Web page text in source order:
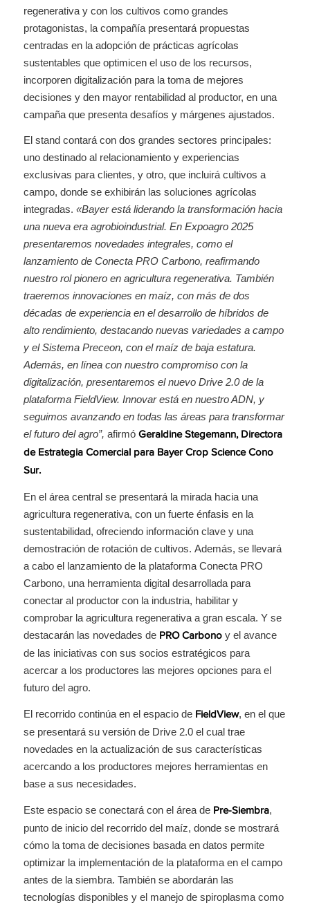
regenerativa y con los cultivos como grandes
protagonistas, la compañía presentará propuestas
centradas en la adopción de prácticas agrícolas
sustentables que optimicen el uso de los recursos,
incorporen digitalización para la toma de mejores
decisiones y den mayor rentabilidad al productor, en una
campaña que presenta desafíos y márgenes ajustados.
El stand contará con dos grandes sectores principales:
uno destinado al relacionamiento y experiencias
exclusivas para clientes, y otro, que incluirá cultivos a
campo, donde se exhibirán las soluciones agrícolas
integradas. «Bayer está liderando la transformación hacia
una nueva era agrobioindustrial. En Expoagro 2025
presentaremos novedades integrales, como el
lanzamiento de Conecta PRO Carbono, reafirmando
nuestro rol pionero en agricultura regenerativa. También
traeremos innovaciones en maíz, con más de dos
décadas de experiencia en el desarrollo de híbridos de
alto rendimiento, destacando nuevas variedades a campo
y el Sistema Preceon, con el maíz de baja estatura.
Además, en línea con nuestro compromiso con la
digitalización, presentaremos el nuevo Drive 2.0 de la
plataforma FieldView. Innovar está en nuestro ADN, y
seguimos avanzando en todas las áreas para transformar
el futuro del agro”, afirmó Geraldine Stegemann, Directora
de Estrategia Comercial para Bayer Crop Science Cono
Sur.
En el área central se presentará la mirada hacia una
agricultura regenerativa, con un fuerte énfasis en la
sustentabilidad, ofreciendo información clave y una
demostración de rotación de cultivos. Además, se llevará
a cabo el lanzamiento de la plataforma Conecta PRO
Carbono, una herramienta digital desarrollada para
conectar al productor con la industria, habilitar y
comprobar la agricultura regenerativa a gran escala. Y se
destacarán las novedades de PRO Carbonoy el avance
de las iniciativas con sus socios estratégicos para
acercar a los productores las mejores opciones para el
futuro del agro.
El recorrido continúa en el espacio de FieldView, en el que
se presentará su versión de Drive 2.0 el cual trae
novedades en la actualización de sus características
acercando a los productores mejores herramientas en
base a sus necesidades.
Este espacio se conectará con el área de Pre-Siembra,
punto de inicio del recorrido del maíz, donde se mostrará
cómo la toma de decisiones basada en datos permite
optimizar la implementación de la plataforma en el campo
antes de la siembra. También se abordarán las
tecnologías disponibles y el manejo de spiroplasma como